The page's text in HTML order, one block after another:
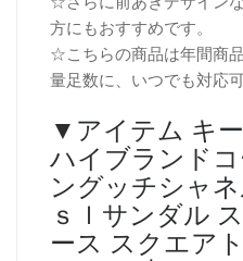
方にもおすすめです。
☆こちらの商品は年間商
量足数に、いつでも対応可
▼アイテム キ
ハイブランド
ングッチシャ
ｓｌサンダル
ース スクエア